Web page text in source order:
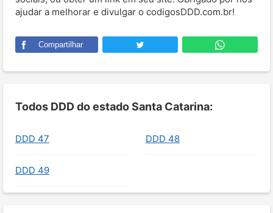
ajudar a melhorar e divulgar o codigosDDD.com.br!
Compartilhar
Todos DDD do estado Santa Catarina:
DDD 47 DDD 48
DDD 49